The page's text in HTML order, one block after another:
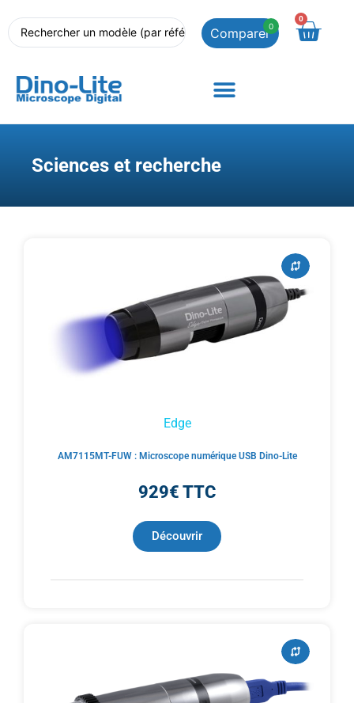
Comparer0
0
Sciences et recherche
Edge
AM7115MT-FUW : Microscope numérique USB Dino-Lite
929€ TTC
Découvrir